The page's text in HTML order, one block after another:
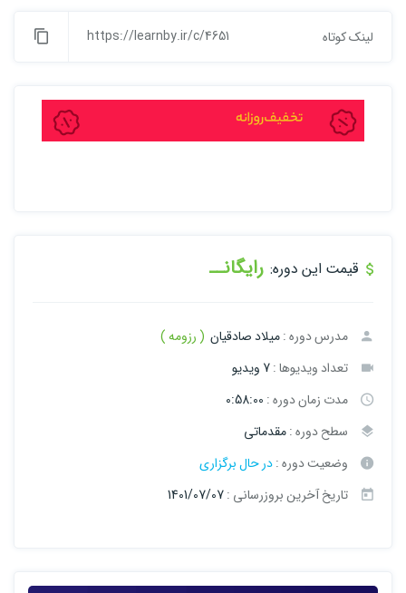
لینک کوتاه https://learnby.ir/c/4651
قیمت این دوره: رایگانــ
مدرس دوره :میلاد صادقیان ( رزومه )
تعداد ویدیوها :7 ویدیو
مدت زمان دوره : 0:58:00
سطح دوره :مقدماتی
وضعیت دوره :در حال برگزاری
تاریخ آخرین بروزرسانی :1401/07/07